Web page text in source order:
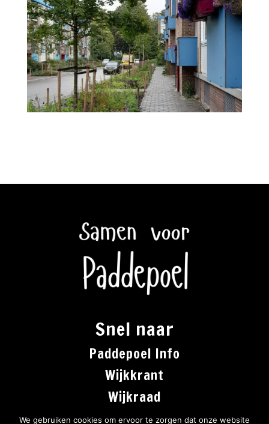
Snel naar
Paddepoel Info
Wijkkrant
Wijkraad
Co-creatie
We gebruiken cookies om ervoor te zorgen dat onze website